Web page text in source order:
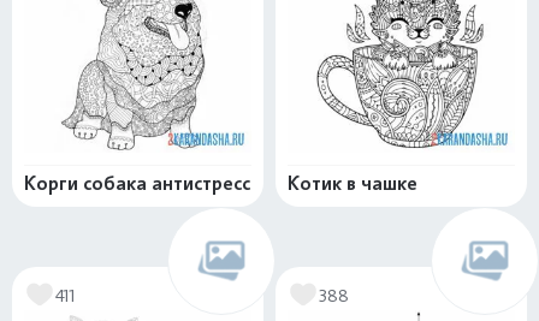
Корги собака антистресс Котик в чашке
411 388